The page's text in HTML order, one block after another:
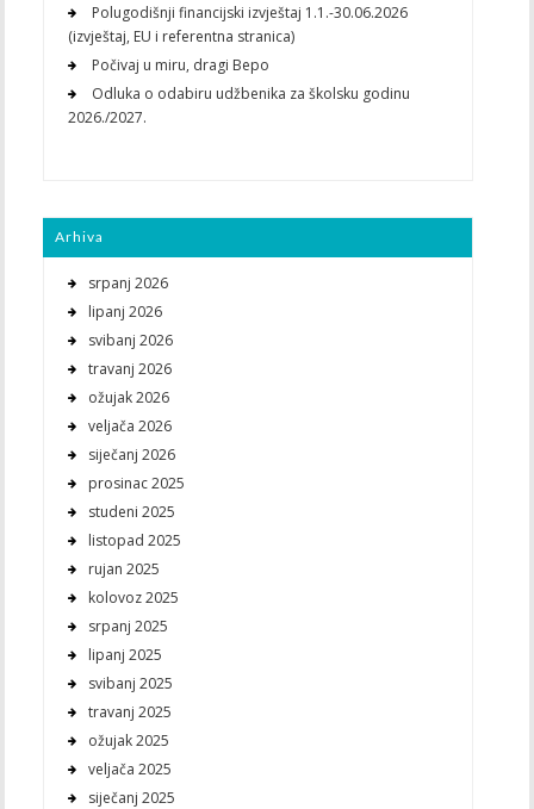
Polugodišnji financijski izvještaj 1.1.-30.06.2026
(izvještaj, EU i referentna stranica)
Počivaj u miru, dragi Bepo
Odluka o odabiru udžbenika za školsku godinu
2026./2027.
Arhiva
srpanj 2026
lipanj 2026
svibanj 2026
travanj 2026
ožujak 2026
veljača 2026
siječanj 2026
prosinac 2025
studeni 2025
listopad 2025
rujan 2025
kolovoz 2025
srpanj 2025
lipanj 2025
svibanj 2025
travanj 2025
ožujak 2025
veljača 2025
siječanj 2025